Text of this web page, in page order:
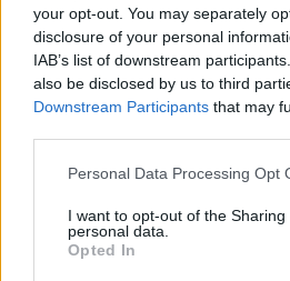
your opt-out. You may separately
disclosure of your personal
IAB’s list of downstream
also be disclosed by us to third
Downstream Participants that may
Please note that this website/app
not limited to your visit or usage
grant or deny consent to Google
use your data for below specified
Personal Data Processing Opt
I want to opt-out of the Sharing
personal data.
Opted In
σοβαρά
09/02/
ΑΠΘ: Λήγει
για το